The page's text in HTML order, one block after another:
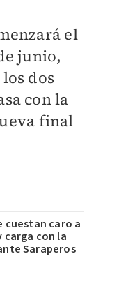
el
junio,
dos
con la
final
cuestan caro a
carga con la
Saraperos